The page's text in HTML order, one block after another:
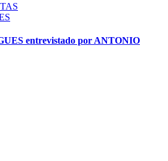
entrevistado por ANTONIO